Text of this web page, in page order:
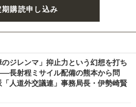
期購読申し込み
のジレンマ」抑止力という幻想を打ち
長射程ミサイル配備の熊本から問
人道外交議連」事務局長・伊勢崎賢